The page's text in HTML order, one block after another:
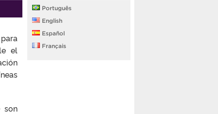
el
son
Português
English
Español
Français